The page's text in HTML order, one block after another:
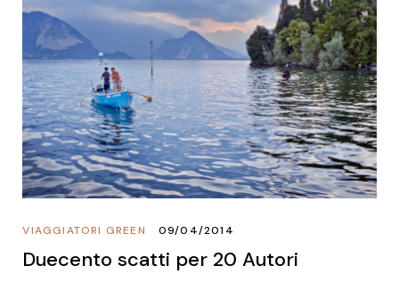
VIAGGIATORI GREEN 09/04/2014
Duecento scatti per 20 Autori